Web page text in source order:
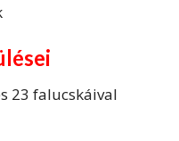
23 falucskáival